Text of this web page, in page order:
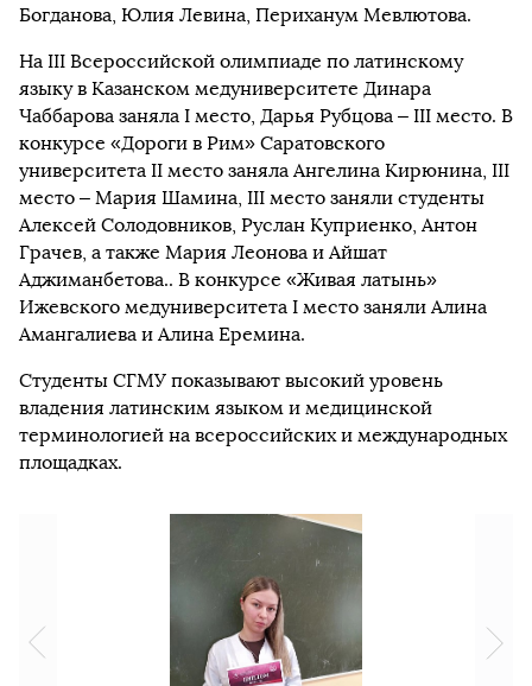
Богданова, Юлия Левина, Периханум Мевлютова.
На III Всероссийской олимпиаде по латинскому
языку в Казанском медуниверситете Динара
Чаббарова заняла I место, Дарья Рубцова – III место. В
конкурсе «Дороги в Рим» Саратовского
университета II место заняла Ангелина Кирюнина, III
место – Мария Шамина, III место заняли студенты
Алексей Солодовников, Руслан Куприенко, Антон
Грачев, а также Мария Леонова и Айшат
Аджиманбетова.. В конкурсе «Живая латынь»
Ижевского медуниверситета I место заняли Алина
Амангалиева и Алина Еремина.
Студенты СГМУ показывают высокий уровень
владения латинским языком и медицинской
терминологией на всероссийских и международных
площадках.